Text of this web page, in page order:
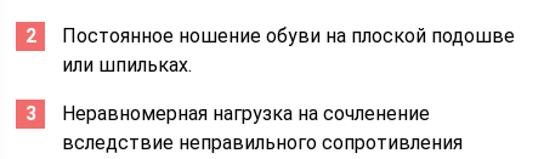
Постоянное ношение обуви на плоской подошве
или шпильках.
Неравномерная нагрузка на сочленение
вследствие неправильного сопротивления